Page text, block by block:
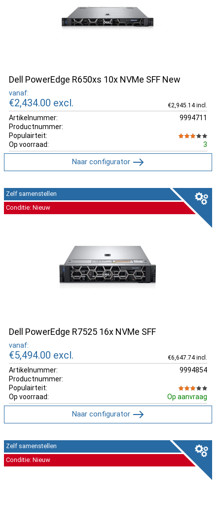
Dell PowerEdge R650xs 10x NVMe SFF New
vanaf:
€2,434.00 excl. €2,945.14 incl.
Artikelnummer:
9994711
Productnummer:
Populairteit:
Op voorraad:
3
Naar configurator
Dell PowerEdge R7525 16x NVMe SFF
vanaf:
€5,494.00 excl. €6,647.74 incl.
Artikelnummer:
9994854
Productnummer:
Populairteit:
Op voorraad:
Op aanvraag
Zelf samenstellen
Conditie: Nieuw
Naar configurator
Zelf samenstellen
Conditie: Nieuw